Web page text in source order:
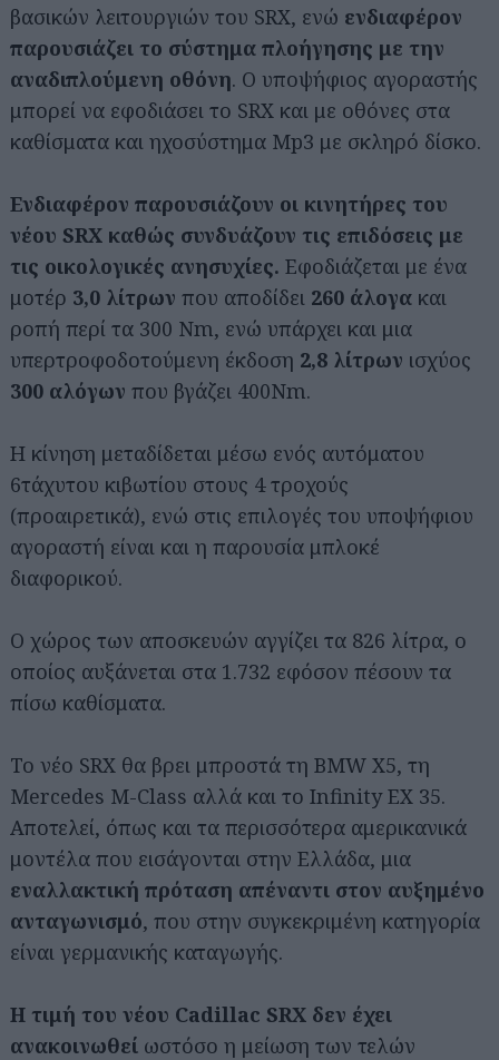
βασικών λειτουργιών του SRX, ενώ ενδιαφέρον
παρουσιάζει το σύστημα πλοήγησης με την
αναδιπλούμενη οθόνη. Ο υποψήφιος αγοραστής
μπορεί να εφοδιάσει το SRX και με οθόνες στα
καθίσματα και ηχοσύστημα Mp3 με σκληρό δίσκο.
Ενδιαφέρον παρουσιάζουν οι κινητήρες του
νέου SRX καθώς συνδυάζουν τις επιδόσεις με
τις οικολογικές ανησυχίες. Εφοδιάζεται με ένα
μοτέρ 3,0 λίτρων που αποδίδει 260 άλογα και
ροπή περί τα 300 Nm, ενώ υπάρχει και μια
υπερτροφοδοτούμενη έκδοση 2,8 λίτρων ισχύος
300 αλόγων που βγάζει 400Nm.
Η κίνηση μεταδίδεται μέσω ενός αυτόματου
6τάχυτου κιβωτίου στους 4 τροχούς
(προαιρετικά), ενώ στις επιλογές του υποψήφιου
αγοραστή είναι και η παρουσία μπλοκέ
διαφορικού.
Ο χώρος των αποσκευών αγγίζει τα 826 λίτρα, ο
οποίος αυξάνεται στα 1.732 εφόσον πέσουν τα
πίσω καθίσματα.
Το νέο SRX θα βρει μπροστά τη BMW X5, τη
Mercedes M-Class αλλά και το Infinity EX 35.
Αποτελεί, όπως και τα περισσότερα αμερικανικά
μοντέλα που εισάγονται στην Ελλάδα, μια
εναλλακτική πρόταση απέναντι στον αυξημένο
ανταγωνισμό, που στην συγκεκριμένη κατηγορία
είναι γερμανικής καταγωγής.
Η τιμή του νέου Cadillac SRX δεν έχει
ανακοινωθεί ωστόσο η μείωση των τελών